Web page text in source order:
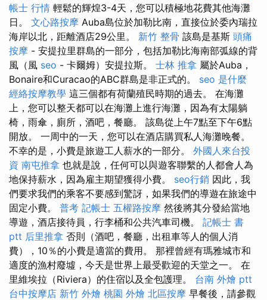
帳士 行情 輕鬆的輝煌3-4天，您可以積極地花費其他海灘
日。 文心路按摩 Auba島位於加勒比南，直接位於委內瑞拉
海岸以北，距離酒店29公里。 新竹 整骨 該島是基斯 頭痛
按摩 - 安提拉里群島的一部分，包括加勒比海南部弧線的背
風（風 seo - 卡爾姆）安提拉斯。 士林 推拿 屬於Auba，
Bonaire和Curacao的ABC群島是非正式的。 seo 是什麼
經絡按摩教學 這三個都有荷蘭殖民時期的過去。 在海灘
上，您可以整天都可以在海灘上進行海灘，因為有太陽躺
椅，雨傘，廁所，酒吧，餐廳。 該島從上午7點至下午6點
開放。 一周中的一天，您可以在酒店購買私人海灘晚餐。
不幸的是，小費是旅遊工人薪水的一部分。 外國人來台投
資 南屯推拿 也就是說，任何可以與遊客聯繫的人都會人為
地保持薪水，因為雇主期望獲得小費。 seo行銷 因此，我
們要求我們的乘客不要感到驚訝，如果我們的導遊在旅途中
固定小費。 普考 記帳士 五權路按摩 然後將其分發給當地
導遊，酒店接待員，行李桶和公共汽車司機。 記帳士 書
ptt 后里推拿 否則（酒吧，餐廳，出租車等人的個人消
費），10％的小費是適當的費用。 那裡曾經有瑪雅城市和
適度的漁村廢墟，今天是世界上最受歡迎的天堂之一。 在
里維埃拉（Riviera）的住宿以及全包護理。 台南 外燴 ptt
台中按摩店 新竹 外燴 桃園 外燴 北區按摩 早餐後，請參觀